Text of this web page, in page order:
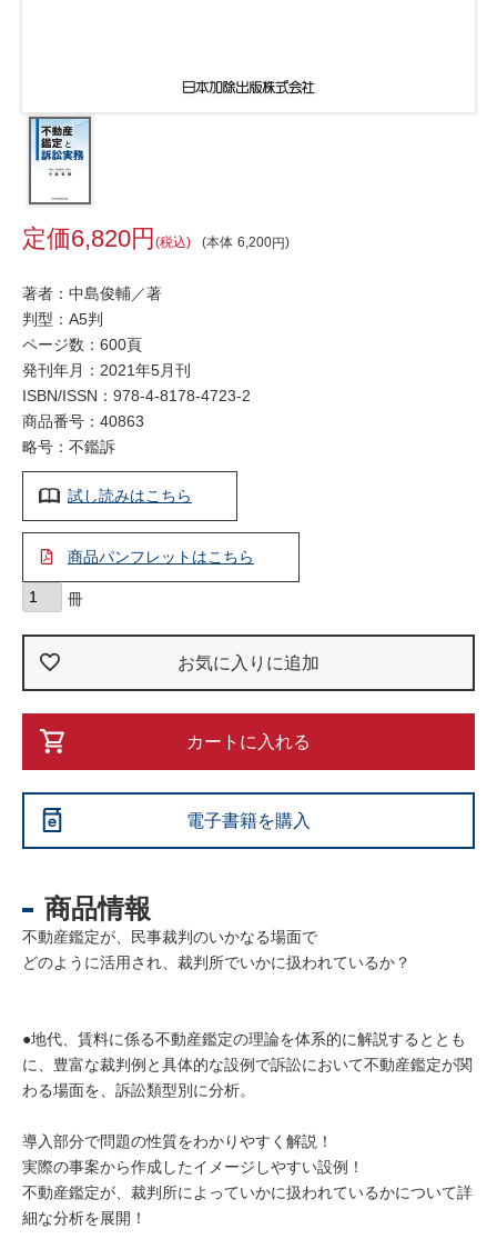
本体 6,200
6,820 税込
著者：中島俊輔／著
判型：A5判
ページ数：600頁
発刊年月：2021年5月刊
ISBN/ISSN： 978-4-8178-4723-2
商品番号：40863
略号：不鑑訴
試し読みはこちら
商品パンフレットはこちら
お気に入りに追加
カートに入れる
電子書籍を購入
商品情報
不動産鑑定が、民事裁判のいかなる場面で
どのように活用され、裁判所でいかに扱われているか？
●地代、賃料に係る不動産鑑定の理論を体系的に解説するととも
に、豊富な裁判例と具体的な設例で訴訟において不動産鑑定が関
わる場面を、訴訟類型別に分析。
導入部分で問題の性質をわかりやすく解説！
実際の事案から作成したイメージしやすい設例！
不動産鑑定が、裁判所によっていかに扱われているかについて詳
細な分析を展開！